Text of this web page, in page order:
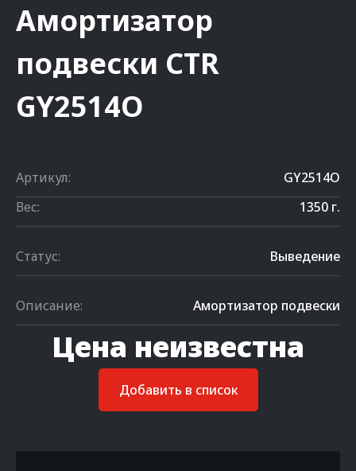
Амортизатор
подвески CTR
GY2514O
Артикул:
GY2514O
Вес:
1350 г.
Статус: Выведение
Описание: Амортизатор подвески
Цена неизвестна
Добавить в список